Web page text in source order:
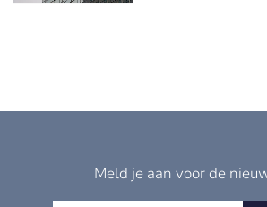
Meld je aan voor de